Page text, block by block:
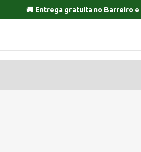
🚚 Entrega gratuita no Barreiro e